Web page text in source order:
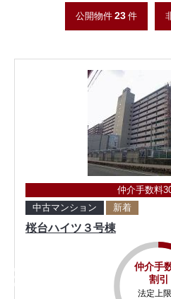
公開物件 23 件
仲介手数料
中古マンション
新着
桜台ハイツ３号棟
仲介手
割引
法定上